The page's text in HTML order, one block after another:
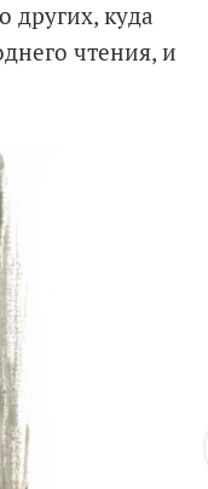
других, куда
чтения, и